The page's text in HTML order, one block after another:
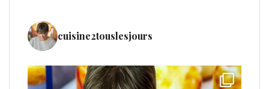
cuisine2touslesjours